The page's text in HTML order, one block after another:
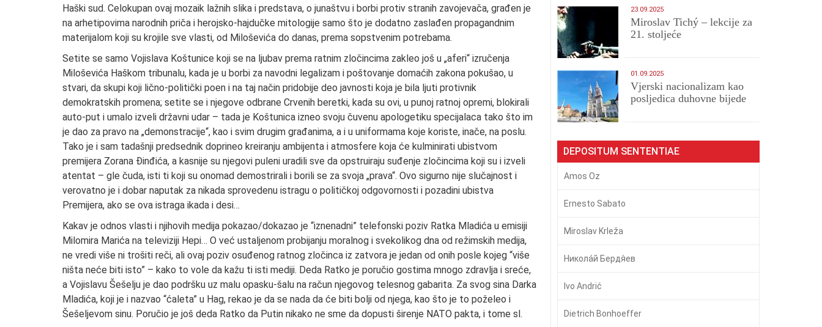
Haški sud. Celokupan ovaj mozaik lažnih slika i predstava, o junaštvu i borbi protiv stranih zavojevača, građen je
na arhetipovima narodnih priča i herojsko-hajdučke mitologije samo što je dodatno zaslađen propagandnim
materijalom koji su krojile sve vlasti, od Miloševića do danas, prema sopstvenim potrebama.
Setite se samo Vojislava Koštunice koji se na ljubav prema ratnim zločincima zakleo još u „aferi“ izručenja
Miloševića Haškom tribunalu, kada je u borbi za navodni legalizam i poštovanje domaćih zakona pokušao, u
stvari, da skupi koji lično-politički poen i na taj način pridobije deo javnosti koja je bila ljuti protivnik
demokratskih promena; setite se i njegove odbrane Crvenih beretki, kada su ovi, u punoj ratnoj opremi, blokirali
auto-put i umalo izveli državni udar – tada je Koštunica izneo svoju čuvenu apologetiku specijalaca tako što im
je dao za pravo na „demonstracije“, kao i svim drugim građanima, a i u uniformama koje koriste, inače, na poslu.
Tako je i sam tadašnji predsednik doprineo kreiranju ambijenta i atmosfere koja će kulminirati ubistvom
premijera Zorana Đinđića, a kasnije su njegovi puleni uradili sve da opstruiraju suđenje zločincima koji su i izveli
atentat – gle čuda, isti ti koji su onomad demostrirali i borili se za svoja „prava“. Ovo sigurno nije slučajnost i
verovatno je i dobar naputak za nikada sprovedenu istragu o političkoj odgovornosti i pozadini ubistva
Premijera, ako se ova istraga ikada i desi…
Kakav je odnos vlasti i njihovih medija pokazao/dokazao je “iznenadni” telefonski poziv Ratka Mladića u emisiji
Milomira Marića na televiziji Hepi… O već ustaljenom probijanju moralnog i svekolikog dna od režimskih medija,
ne vredi više ni trošiti reči, ali ovaj poziv osuđenog ratnog zločinca iz zatvora je jedan od onih posle kojeg “više
ništa neće biti isto” – kako to vole da kažu ti isti mediji. Deda Ratko je poručio gostima mnogo zdravlja i sreće,
a Vojislavu Šešelju je dao podršku uz malu opasku-šalu na račun njegovog telesnog gabarita. Za svog sina Darka
Mladića, koji je i nazvao “ćaleta” u Hag, rekao je da se nada da će biti bolji od njega, kao što je to poželeo i
Šešeljevom sinu. Poručio je još deda Ratko da Putin nikako ne sme da dopusti širenje NATO pakta, i tome sl.
23.09.2025
Miroslav Tichý – lekcije za
21. stoljeće
01.09.2025
​Vjerski nacionalizam kao
posljedica duhovne bijede
DEPOSITUM SENTENTIAE
Amos Oz
Ernesto Sabato
Miroslav Krleža
Никола́й Бердя́ев
Ivo Andrić
Dietrich Bonhoeffer